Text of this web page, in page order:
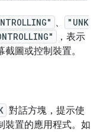
、
"UNK
，表示
圖或控制裝置。
對話方塊，提示使
裝置的應用程式。如